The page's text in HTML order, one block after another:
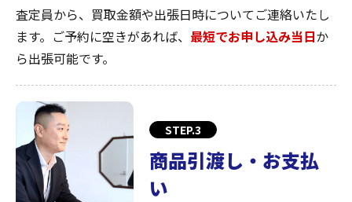
査定員から、買取金額や出張日時についてご連絡いたし
ます。ご予約に空きがあれば、 最短でお申し込み当日か
ら出張可能です。
STEP.3
商品引渡し・お支払
い